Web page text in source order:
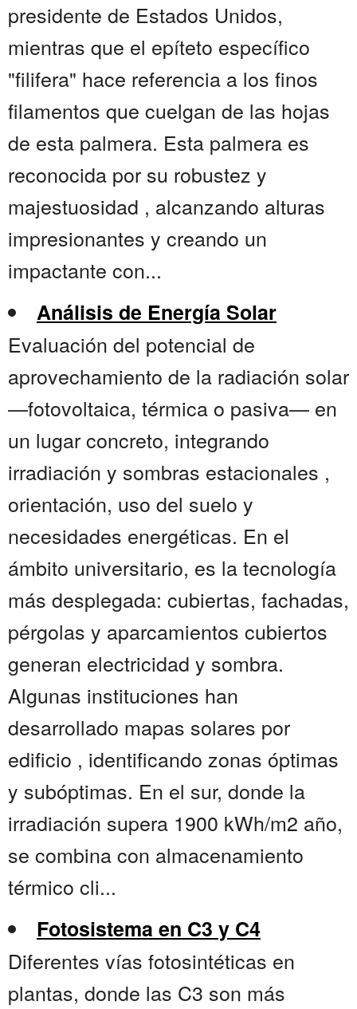
presidente de Estados Unidos,
mientras que el epíteto específico
"filifera" hace referencia a los finos
filamentos que cuelgan de las hojas
de esta palmera. Esta palmera es
reconocida por su robustez y
majestuosidad , alcanzando alturas
impresionantes y creando un
impactante con...
Análisis de Energía Solar
Evaluación del potencial de
aprovechamiento de la radiación solar
—fotovoltaica, térmica o pasiva— en
un lugar concreto, integrando
irradiación y sombras estacionales ,
orientación, uso del suelo y
necesidades energéticas. En el
ámbito universitario, es la tecnología
más desplegada: cubiertas, fachadas,
pérgolas y aparcamientos cubiertos
generan electricidad y sombra.
Algunas instituciones han
desarrollado mapas solares por
edificio , identificando zonas óptimas
y subóptimas. En el sur, donde la
irradiación supera 1900 kWh/m2 año,
se combina con almacenamiento
térmico cli...
Fotosistema en C3 y C4
Diferentes vías fotosintéticas en
plantas, donde las C3 son más